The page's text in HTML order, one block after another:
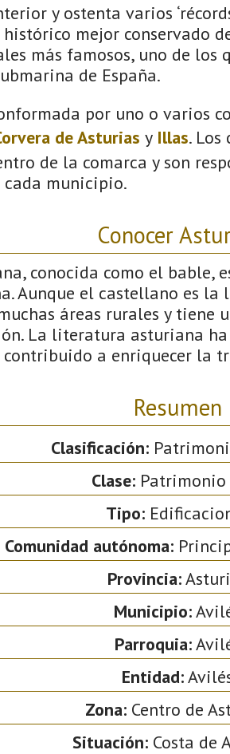
y ostenta varios
histórico mejor conservado
más famosos, uno de los
de España.
por uno o varios
de Asturias y Illas.
de la comarca y son
cada municipio.
Conocer
conocida como el bable,
Aunque el castellano es la
áreas rurales y tiene
La literatura asturiana
contribuido a enriquecer la
Resumen
Clasificación:
Clase:
Tipo:
Comunidad autónoma:
Provincia:
Municipio:
Parroquia:
Entidad:
Zona: Centro de
Situación:Costa de